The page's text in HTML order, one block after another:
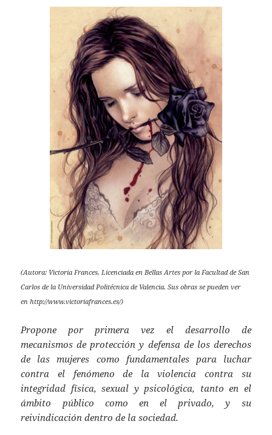
(Autora: Victoria Frances, Licenciada en Bellas Artes por la Facultad de San
Carlos de la Universidad Politécnica de Valencia. Sus obras se pueden ver
en http://www.victoriafrances.es/)
Propone por primera vez el desarrollo de
mecanismos de protección y defensa de los derechos
de las mujeres como fundamentales para luchar
contra el fenómeno de la violencia contra su
integridad física, sexual y psicológica, tanto en el
ámbito público como en el privado, y su
reivindicación dentro de la sociedad.